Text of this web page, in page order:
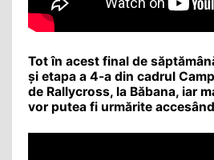
Tot în acest final de
și etapa a 4-a din cadrul
de Rallycross, la Băbana, iar
vor putea fi urmărite